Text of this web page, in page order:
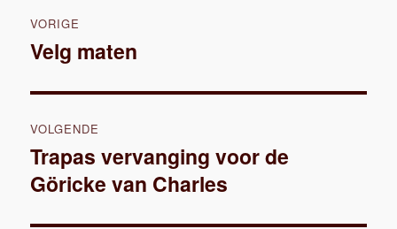
navigatie
VORIGE
Vorig
Velg maten
VOLGENDE
Volgend
bericht:
Trapas vervanging voor de
Göricke van Charles